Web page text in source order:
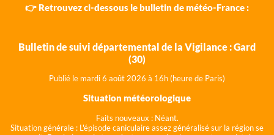
👉 Retrouvez ci-dessous le bulletin de météo-France :
Bulletin de suivi départemental de la Vigilance : Gard
(30)
Publié le mardi 6 août 2026 à 16h (heure de Paris)
Situation météorologique
Faits nouveaux : Néant.
Situation générale : L'épisode caniculaire assez généralisé sur la région se